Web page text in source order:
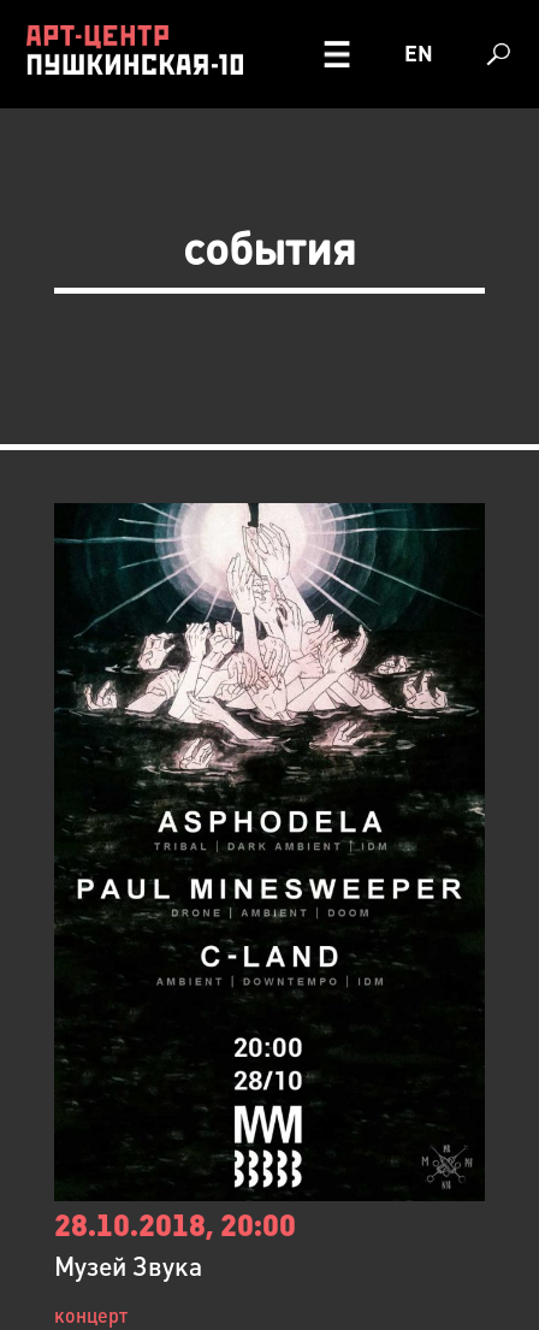
EN
события
28.10.2018, 20:00
Музей Звука
концерт